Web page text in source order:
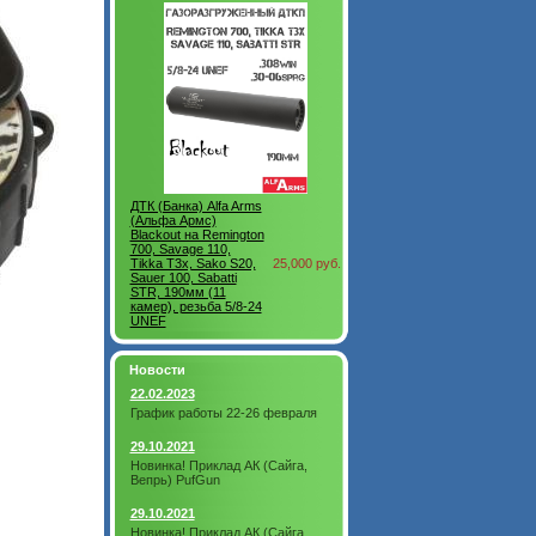
ДТК (Банка) Alfa Arms
(Альфа Армс)
Blackout на Remington
700, Savage 110,
Tikka T3x, Sako S20,
Sauer 100, Sabatti
STR, 190мм (11
камер), резьба 5/8-24
UNEF
25,000 руб.
Новости
22.02.2023
График работы 22-26 февраля
29.10.2021
Новинка! Приклад АК (Сайга,
Вепрь) PufGun
29.10.2021
Новинка! Приклад АК (Сайга,